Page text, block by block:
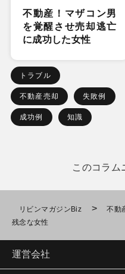
不動産！マザコン男
を覚醒させ売却逃亡
に成功した女性
トラブル
不動産売却 失敗例
成功例 知識
このコラム
リビンマガジンBiz >
不動
残念な女性
運営会社